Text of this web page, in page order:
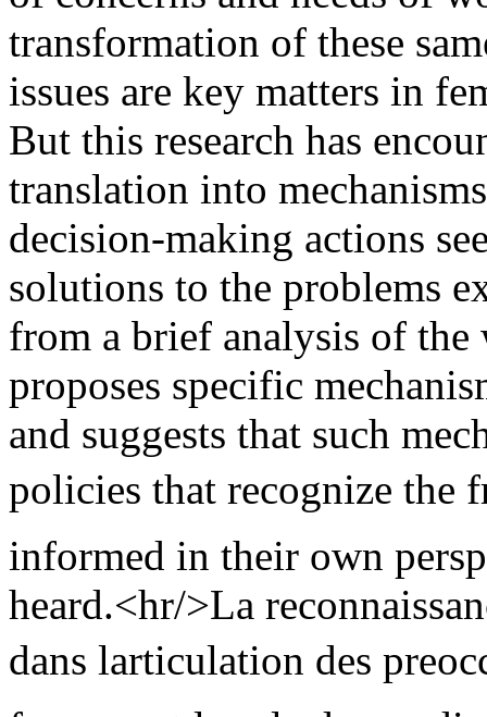
transformation of these
issues are key matters in
But this research has
translation into
decision-making actions
solutions to the problems
from a brief analysis of
proposes specific
and suggests that such
policies that recognize the
informed in their own
heard.<hr/>La
dans larticulation des